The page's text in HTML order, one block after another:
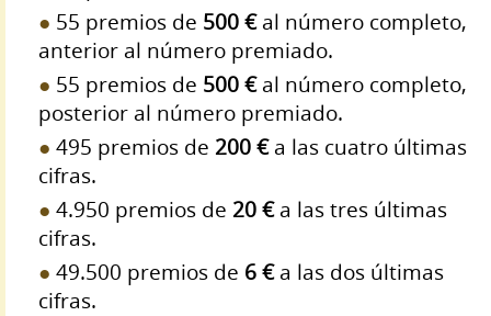
55 premios de 500 €al número completo,
anterior al número premiado.
55 premios de 500 €al número completo,
posterior al número premiado.
495 premios de 200 €a las cuatro últimas
cifras.
4.950 premios de 20 €a las tres últimas
cifras.
49.500 premios de 6 €a las dos últimas
cifras.